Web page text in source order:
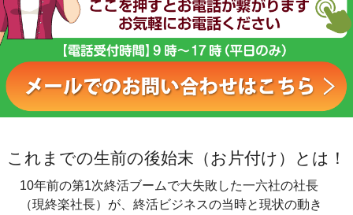
これまでの生前の後始末（お片付け）とは！
10年前の第1次終活ブームで大失敗した一六社の社長
（現終楽社長）が、終活ビジネスの当時と現状の動き